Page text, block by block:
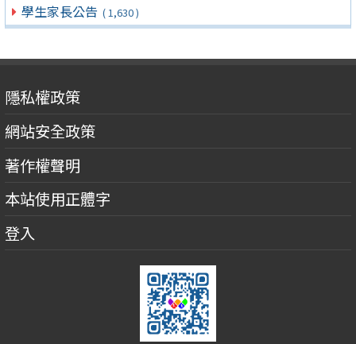
學生家長公告 ( 1,630 )
隱私權政策
網站安全政策
著作權聲明
本站使用正體字
登入